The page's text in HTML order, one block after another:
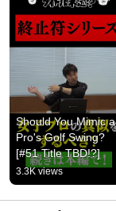
Should You Mimic a
Pro's Golf Swing?
[#51 Title TBD!?]
3.3K views